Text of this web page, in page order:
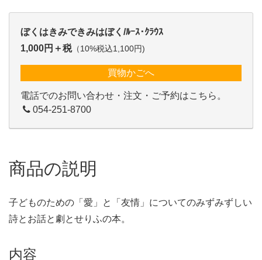
ぼくはきみできみはぼく/ﾙｰｽ･ｸﾗｳｽ
1,000円＋税（10%税込1,100円)
買物かごへ
電話でのお問い合わせ・注文・ご予約はこちら。
054-251-8700
商品の説明
子どものための「愛」と「友情」についてのみずみずしい
詩とお話と劇とせりふの本。
内容